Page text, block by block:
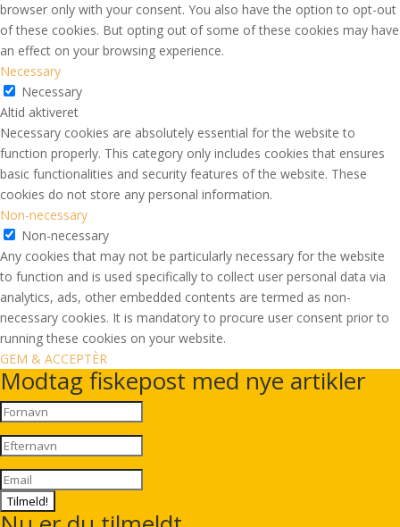
browser only with your consent. You also have the option to opt-out
of these cookies. But opting out of some of these cookies may have
an effect on your browsing experience.
Necessary
Necessary
Altid aktiveret
Necessary cookies are absolutely essential for the website to
function properly. This category only includes cookies that ensures
basic functionalities and security features of the website. These
cookies do not store any personal information.
Non-necessary
Non-necessary
Any cookies that may not be particularly necessary for the website
to function and is used specifically to collect user personal data via
analytics, ads, other embedded contents are termed as non-
necessary cookies. It is mandatory to procure user consent prior to
running these cookies on your website.
GEM & ACCEPTÈR
Modtag fiskepost med nye artikler
Tilmeld!